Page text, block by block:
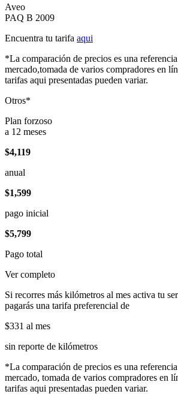
Aveo
PAQ B 2009
Encuentra tu tarifa aqui
*La comparación de precios es una
mercado,tomada de varios compradores en
tarifas aqui presentadas pueden variar.
Otros*
Plan forzoso
a 12 meses
$4,119
anual
$1,599
pago inicial
$5,799
Pago total
Ver completo
Si recorres más kilómetros al mes activa tu
pagarás una tarifa preferencial de
$331 al mes
sin reporte de kilómetros
*La comparación de precios es una
mercado, tomada de varios compradores en
tarifas aqui presentadas pueden variar.